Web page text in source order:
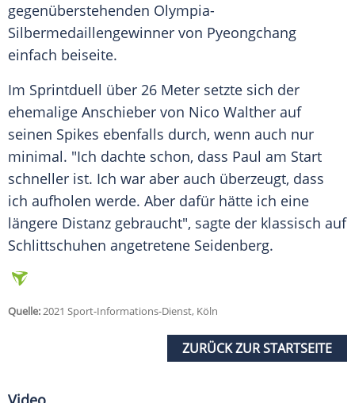
gegenüberstehenden Olympia-
Silbermedaillengewinner von Pyeongchang
einfach beiseite.
Im Sprintduell über 26 Meter setzte sich der
ehemalige Anschieber von Nico Walther auf
seinen Spikes ebenfalls durch, wenn auch nur
minimal. "Ich dachte schon, dass Paul am Start
schneller ist. Ich war aber auch überzeugt, dass
ich aufholen werde. Aber dafür hätte ich eine
längere Distanz gebraucht", sagte der klassisch auf
Schlittschuhen angetretene Seidenberg.
Quelle:2021 Sport-Informations-Dienst, Köln
ZURÜCK ZUR STARTSEITE